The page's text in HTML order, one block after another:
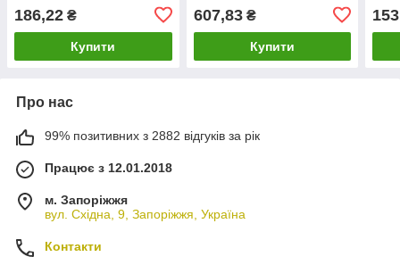
186,22 ₴
Купити
Комплект
607,83₴
Купити
Про нас
99% позитивних з 2882 відгуків за рік
Працює з 12.01.2018
м. Запоріжжя
вул. Східна, 9, Запоріжжя, Україна
Контакти